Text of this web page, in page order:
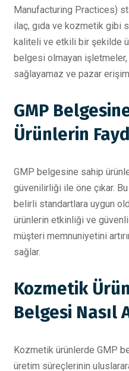
Manufacturing Practices)
ilaç, gıda ve kozmetik gibi
kaliteli ve etkili bir şekilde
belgesi olmayan
sağlayamaz ve pazar
GMP
Ürünlerin
GMP belgesine sahip
güvenilirliği ile öne çıkar.
belirli standartlara uygun
ürünlerin etkinliği ve
müşteri memnuniyetini
sağlar.
Kozmetik
Belgesi Nasıl
Kozmetik ürünlerde GMP
üretim süreçlerinin